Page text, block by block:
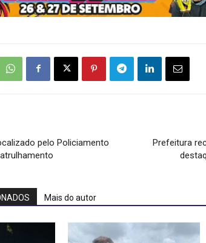
pelo Policiamento
Prefeitura
Mais do autor